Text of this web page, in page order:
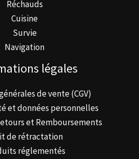
Réchauds
Cuisine
Survie
Navigation
légales
de vente (CGV)
et données personnelles
et Remboursements
de rétractation
réglementés